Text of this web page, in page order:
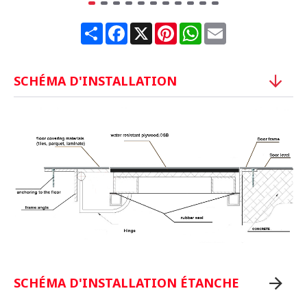
ShareFacebook
X PinterestWhatsApp
Email
SCHÉMA D'INSTALLATION
SCHÉMA D'INSTALLATION ÉTANCHE